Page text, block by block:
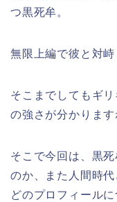
つ黒死牟。
無限上編で彼と対
そこまでしてもギ
の強さが分かります
そこで今回は、黒
のか、また人間時
どのプロフィール